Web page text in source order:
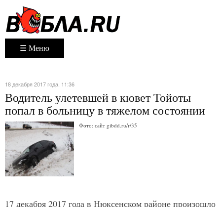
☰ Меню
18 декабря 2017 года. 11:36
Водитель улетевшей в кювет Тойоты
попал в больницу в тяжелом состоянии
Фото: сайт gibdd.ru/r/35
17 декабря 2017 года в Нюксенском районе произошло